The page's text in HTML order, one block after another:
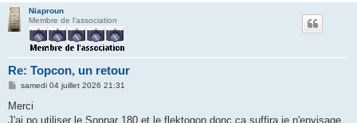
Niaproun
Membre de l'association
Re: Topcon, un retour
M
s
samedi 04 juillet 2026 21:31
Merci
J'ai po utiliser le Sonnar 180 et le flektogon donc ça suffira je n'envisage